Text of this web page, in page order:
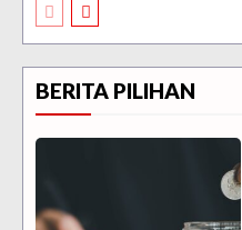
BERITA PILIHAN